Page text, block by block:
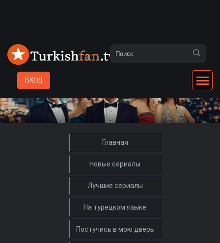
ВХОД
Главная
Новые сериалы
Лучшие сериалы
На турецком языке